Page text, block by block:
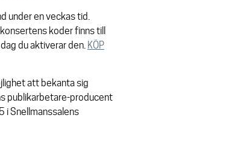
under en veckas tid.
koder finns till
du aktiverar den. KÖP
att bekanta sig
publikarbetare-producent
i Snellmanssalens